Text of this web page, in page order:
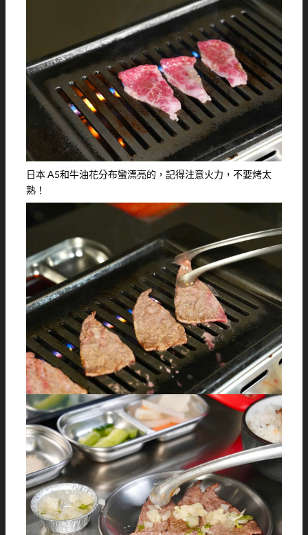
日本 A5和牛油花分布蠻漂亮的，記得注意火力，不要烤太
熟！